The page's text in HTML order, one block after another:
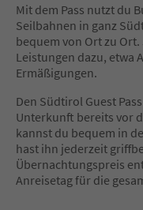
Mit dem Pass nutzt du
Seilbahnen in ganz
bequem von Ort zu
Leistungen dazu, etwa
Ermäßigungen.
Den Südtirol Guest
Unterkunft bereits vor
kannst du bequem in
hast ihn jederzeit
Übernachtungspreis
Anreisetag für die